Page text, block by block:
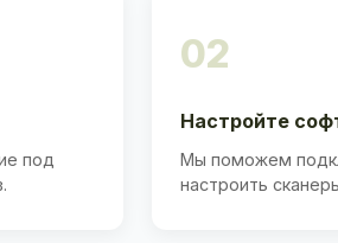
под
02
Настройте
Мы поможем
настроить